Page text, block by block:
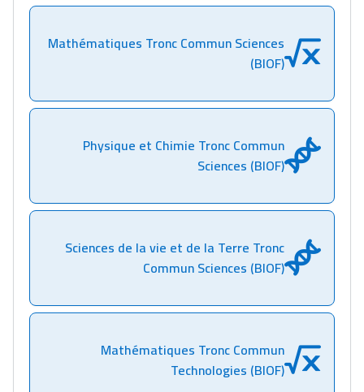
سقطت فالباك و سنة
إلياس أريدال، إطار
فمنظّمة دولية
مهنة التّرجمة، العمل
أشياء أخرى مع مامودو
سامورا
الطولي، ملاك البردع
كتحكي على تجربتها
فالرّياضة و الدّراسة
Mathématiques Tronc Commun Sciences
(BIOF)
Physique et Chimie Tronc Commun
Sciences (BIOF)
Sciences de la vie et de la Terre Tronc
Commun Sciences (BIOF)
Mathématiques Tronc Commun
Technologies (BIOF)